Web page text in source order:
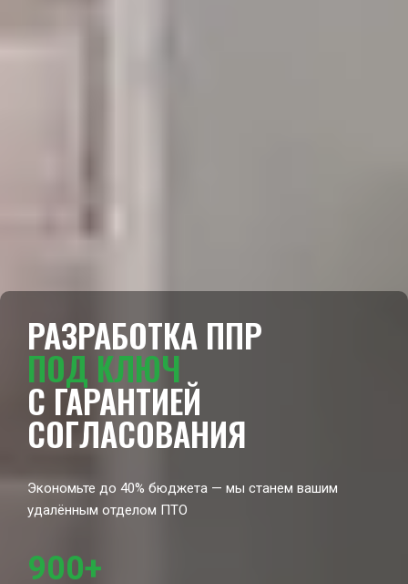
РАЗРАБОТКА ППР
ПОД КЛЮЧ
С ГАРАНТИЕЙ
СОГЛАСОВАНИЯ
Экономьте до 40% бюджета — мы станем вашим
удалённым отделом ПТО
900+